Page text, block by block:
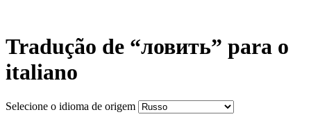
Tradução de “ловить” para o
italiano
Selecione o idioma de origem